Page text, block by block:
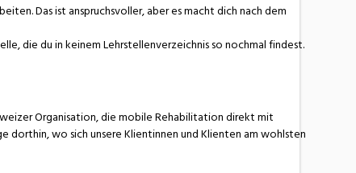
Das ist anspruchsvoller, aber es macht dich nach dem
die du in keinem Lehrstellenverzeichnis so nochmal findest.
Organisation, die mobile Rehabilitation direkt mit
dorthin, wo sich unsere Klientinnen und Klienten am wohlsten